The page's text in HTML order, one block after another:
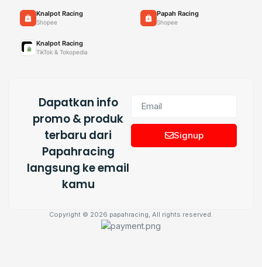
Knalpot Racing
Shopee
Papah Racing
Shopee
Knalpot Racing
TikTok & Tokopedia
Dapatkan info
promo & produk
terbaru dari
Papahracing
langsung ke email
kamu
Signup
Copyright © 2026 papahracing, All rights reserved.